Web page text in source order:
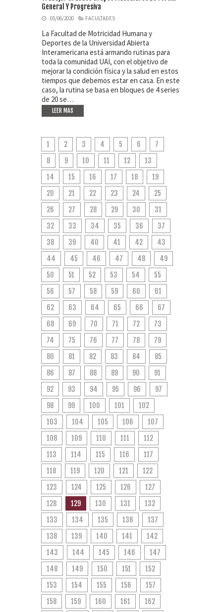
General Y Progresiva
05/06/2020 FACULTADES
La Facultad de Motricidad Humana y
Deportes de la Universidad Abierta
Interamericana está armando rutinas para
toda la comunidad UAI, con el objetivo de
mejorar la condición física y la salud en estos
tiempos que debemos estar en casa. En este
caso, la rutina se basa en bloques de 4 series
de 20 se…
LEER MAS
1 2 3 4 5 6
7
8
9 10 11 12
13
14
15 16 17 18
19
20
21 22 23 24
25
26
27 28 29 30
31
32
33 34 35 36
37
38
39 40 41 42
43
44
45 46 47 48
49
50
51 52 53 54
55
56
57 58 59 60
61
62
63 64 65 66
67
68
69 70 71 72
73
74
75 76 77 78
79
80
81 82 83 84
85
86
87 88 89 90
91
92
93 94 95 96
97
98
99 100 101
102
103
104 105 106
107
108
109 110 111
112
113
114 115 116
117
118
119 120 121
122
123
124 125 126
127
128
129 130 131
132
133
134 135 136
137
138
139 140 141
142
143
144 145 146
147
148
149 150 151
152
153
154 155 156
157
158
159 160 161
162